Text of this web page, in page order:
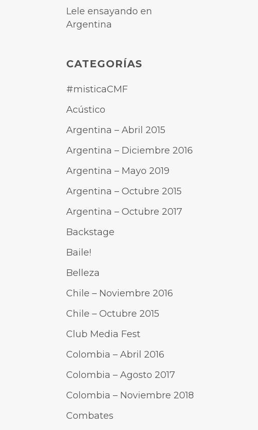
Lele ensayando en
Argentina
CATEGORÍAS
#misticaCMF
Acústico
Argentina – Abril 2015
Argentina – Diciembre 2016
Argentina – Mayo 2019
Argentina – Octubre 2015
Argentina – Octubre 2017
Backstage
Baile!
Belleza
Chile – Noviembre 2016
Chile – Octubre 2015
Club Media Fest
Colombia – Abril 2016
Colombia – Agosto 2017
Colombia – Noviembre 2018
Combates